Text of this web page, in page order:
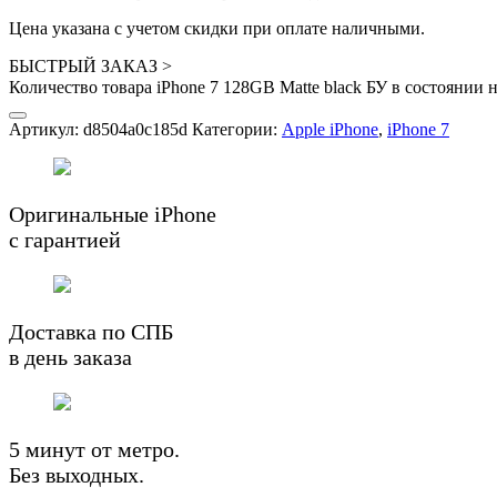
Цена указана с учетом скидки при оплате наличными.
БЫСТРЫЙ ЗАКАЗ >
Количество товара iPhone 7 128GB Matte black БУ в состоянии
Артикул: d8504a0c185d Категории: Apple iPhone, iPhone 7
Оригинальные iPhone
с гарантией
Доставка по СПБ
в день заказа
5 минут от метро.
Без выходных.